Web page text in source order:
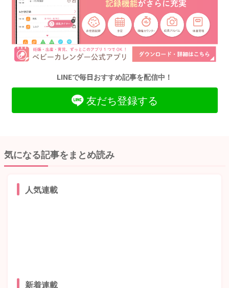
LINEで毎日おすすめ記事を配信中！
友だち登録する
気になる記事をまとめ読み
人気連載
新着連載